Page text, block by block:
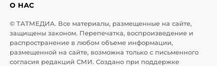
О НАС
© ТАТМЕДИА. Все материалы, размещенные на сайте,
защищены законом. Перепечатка, воспроизведение и
распространение в любом объеме информации,
размещенной на сайте, возможна только с письменного
согласия редакций СМИ. Создано при поддержке